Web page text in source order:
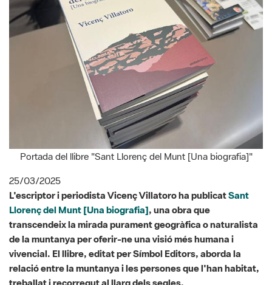
Portada del llibre "Sant Llorenç del Munt [Una biografia]"
L'escriptor i periodista Vicenç Villatoro ha publicatSant
Llorenç del Munt [Una biografia]
, una obra que
transcendeix la mirada purament geogràfica o naturalista
de la muntanya per oferir-ne una visió més humana i
vivencial. El llibre, editat per Símbol Editors, aborda la
relació entre la muntanya i les persones que l'han habitat,
treballat i recorregut al llarg dels segles.
L'obra es presenta com un relat estructurat en dotze capítols,
en què Villatoro explora aspectes com la presència de